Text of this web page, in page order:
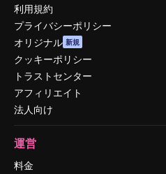
利用規約
プライバシーポリシー
オリジナル 新規
クッキーポリシー
トラストセンター
アフィリエイト
法人向け
運営
料金